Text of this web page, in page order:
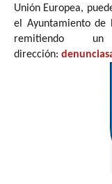
Unión Europea,
el Ayuntamiento de
remitiendo
dirección: